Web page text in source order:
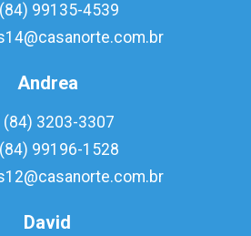
(84) 99135-4539
Andrea
(84) 3203-3307
(84) 99196-1528
David